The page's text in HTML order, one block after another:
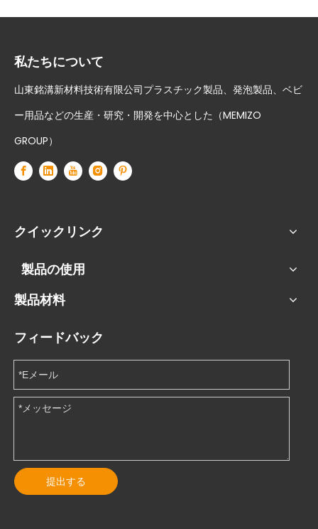
私たちについて
山東銘溝新材料技術有限公司プラスチック製品、発泡製品、ベビ
ー用品などの生産・研究・開発を中心とした（MEMIZO
GROUP）
クイックリンク
製品の使用
製品材料
フィードバック
提出する